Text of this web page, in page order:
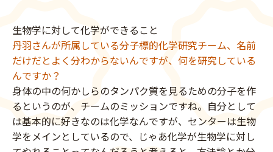
生物学に対して化学ができること
丹羽さんが所属している分子標的化学研究チーム、名前
だけだとよく分わからないんですが、何を研究している
んですか？
身体の中の何かしらのタンパク質を見るための分子を作
るというのが、チームのミッションですね。自分として
は基本的に好きなのは化学なんですが、センターは生物
学をメインとしているので、じゃあ化学が生物学に対し